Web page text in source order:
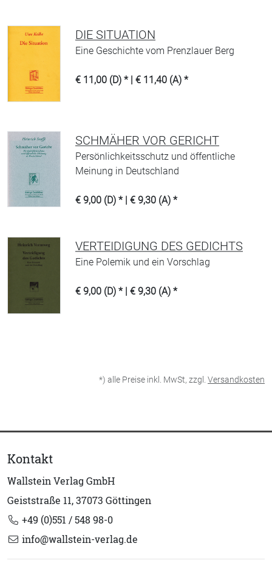
DIE SITUATION
Eine Geschichte vom Prenzlauer Berg
€ 11,00 (D) * | € 11,40 (A) *
SCHMÄHER VOR GERICHT
Persönlichkeitsschutz und öffentliche
Meinung in Deutschland
€ 9,00 (D) * | € 9,30 (A) *
VERTEIDIGUNG DES GEDICHTS
Eine Polemik und ein Vorschlag
€ 9,00 (D) * | € 9,30 (A) *
*) alle Preise inkl. MwSt, zzgl. Versandkosten
Kontakt
Wallstein Verlag GmbH
Geiststraße 11, 37073 Göttingen
+49 (0)551 / 548 98-0
info@wallstein-verlag.de